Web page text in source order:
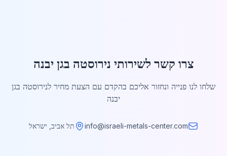
צרו קשר לשירותי נירוסטה בגן יבנה
שלחו לנו פנייה ונחזור אליכם בהקדם עם הצעת מחיר לנירוסטה בגן
יבנה
info@israeli-metals-center.com תל אביב, ישראל